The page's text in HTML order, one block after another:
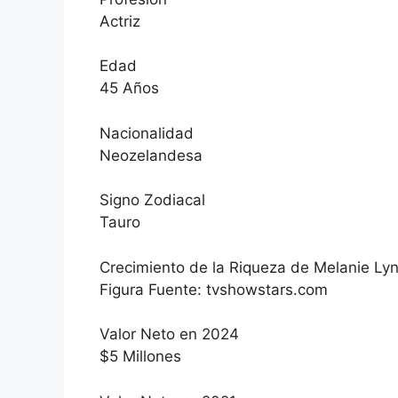
Actriz
Edad
45 Años
Nacionalidad
Neozelandesa
Signo Zodiacal
Tauro
Crecimiento de la Riqueza de Melanie
Figura Fuente: tvshowstars.com
Valor Neto en 2024
$5 Millones